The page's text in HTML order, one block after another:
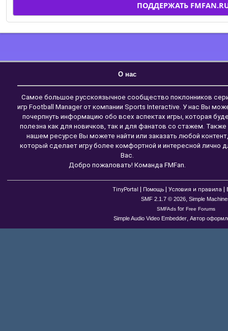
ПОДДЕРЖАТЬ
О нас
Самое большое русскоязычное сообщество поклонников
игр Football Manager от компании Sports Interactive. У нас Вы
почерпнуть информацию обо всех аспектах игры, которая
полезна как для новичков, так и для фанатов со стажем. Также
нашем ресурсе Вы можете найти или заказать любой контент,
который сделает игру более комфортной и интересной лично
Вас.
Добро пожаловать! Команда FMFan.
TinyPortal Помощь Условия и правила
SMF 2.1.7 © 2026, Simple
SMFAdsfor Free Forums
Simple Audio Video Embedder, Автор